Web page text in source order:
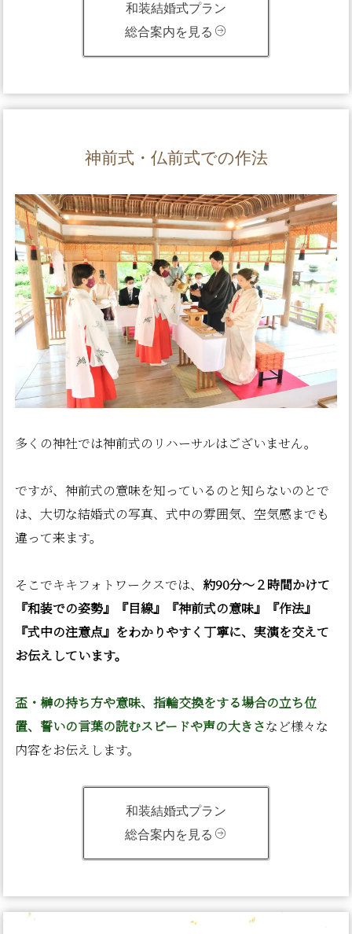
和装結婚式プラン
総合案内を見る
神前式・仏前式での作法
多くの神社では神前式のリハーサルはございません。
ですが、神前式の意味を知っているのと知らないのとで
は、大切な結婚式の写真、式中の雰囲気、空気感までも
違って来ます。
そこでキキフォトワークスでは、 約90分〜２時間かけて
『和装での姿勢』『目線』『神前式の意味』『作法』
『式中の注意点』をわかりやすく丁寧に、実演を交えて
お伝えしています。
盃・榊の持ち方や意味、指輪交換をする場合の立ち位
置、誓いの言葉の読むスピードや声の大きさなど様々な
内容をお伝えします。
和装結婚式プラン
総合案内を見る